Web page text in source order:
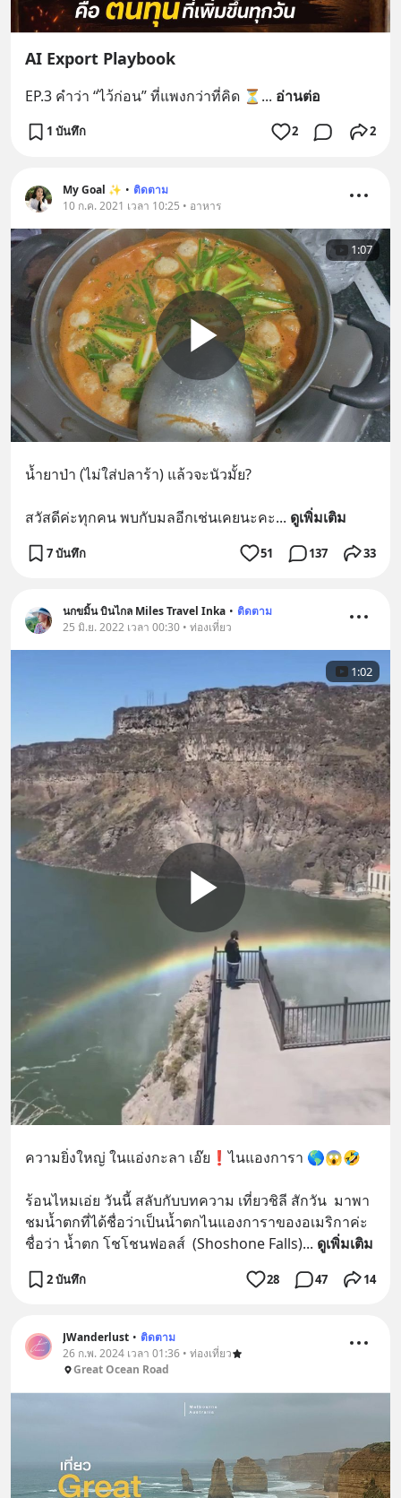
AI Export Playbook
EP.3 คำว่า “ไว้ก่อน” ที่แพงกว่าที่คิด ⏳ ... อ่านต่อ
1 บันทึก 2 2
My Goal ✨ • ติดตาม
10 ก.ค. 2021 เวลา 10:25 • อาหาร
1:07
น้ำยาป่า (ไม่ใส่ปลาร้า) แล้วจะนัวมั้ย?
สวัสดีค่ะทุกคน พบกับมลอีกเช่นเคยนะคะ... ดูเพิ่มเติม
7 บันทึก 51 137 33
นกขมิ้น บินไกล Miles Travel Inka • ติดตาม
25 มิ.ย. 2022 เวลา 00:30 • ท่องเที่ยว
1:02
ความยิ่งใหญ่ ในแอ่งกะลา เอ๊ย❗️ไนแองการา 🌎😱🤣
ร้อนไหมเอ่ย วันนี้ สลับกับบทความ เที่ยวชิลี สักวัน  มาพา
ชมน้ำตกที่ได้ชื่อว่าเป็นน้ำตกไนแองการาของอเมริกาค่ะ
ชื่อว่า น้ำตก โชโชนฟอลส์  (Shoshone Falls)... ดูเพิ่มเติม
2 บันทึก 28 47 14
JWanderlust • ติดตาม
26 ก.พ. 2024 เวลา 01:36 • ท่องเที่ยว
Great Ocean Road